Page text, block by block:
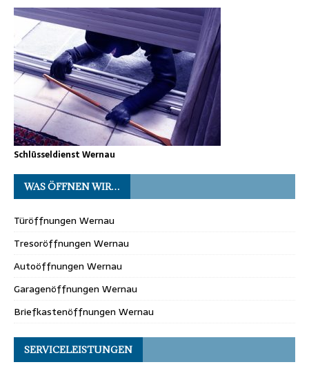
Schlüsseldienst Wernau
WAS ÖFFNEN WIR…
Türöffnungen Wernau
Tresoröffnungen Wernau
Autoöffnungen Wernau
Garagenöffnungen Wernau
Briefkastenöffnungen Wernau
SERVICELEISTUNGEN